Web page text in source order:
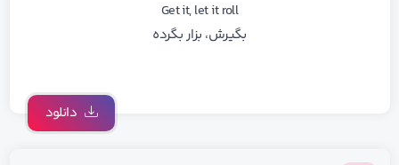
Get it, let it roll
بگیرش، بزار بگرده
دانلود